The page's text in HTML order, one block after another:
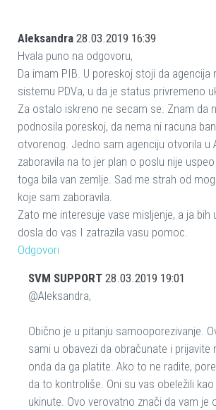
Aleksandra 28.03.2019 16:39
Hvala puno na odgovoru,
Da imam PIB. U poreskoj stoji da agencija
sistemu PDVa, u da je status privremeno
Za ostalo iskreno ne secam se. Znam da
podnosila poreskoj, da nema ni racuna
otvorenog. Jedno sam agenciju otvorila u
zaboravila na to jer plan o poslu nije
toga bila van zemlje. Sad me strah od
koje sam zaboravila.
Zato me interesuje vase misljenje, a ja bih
dosla do vas I zatrazila vasu pomoc.
Odgovori
SVM SUPPORT 28.03.2019 19:01
@Aleksandra,
Obično je u pitanju samooporezivanje.
sami u obavezi da obračunate i prijavite
onda da ga platite. Ako to ne radite,
da to kontroliše. Oni su vas obeležili
ukinute. Ovo verovatno znači da vam je